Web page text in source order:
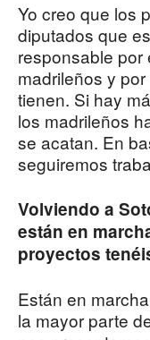
Yo creo que los
diputados que
responsable por
madrileños y
tienen. Si hay
los madrileños
se acatan. En
seguiremos
Volviendo a
están en
proyectos
Están en
la mayor parte